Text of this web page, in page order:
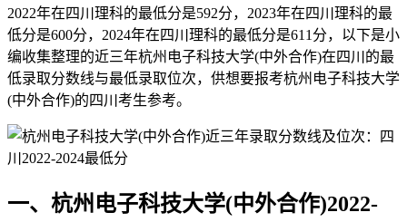
2022年在四川理科的最低分是592分，2023年在四川理科的最
低分是600分，2024年在四川理科的最低分是611分，以下是小
编收集整理的近三年杭州电子科技大学(中外合作)在四川的最
低录取分数线与最低录取位次，供想要报考杭州电子科技大学
(中外合作)的四川考生参考。
一、杭州电子科技大学(中外合作)2022-